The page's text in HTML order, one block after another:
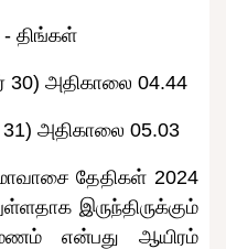
- திங்கள்
30) அதிகாலை 04.44
31) அதிகாலை 05.03
தேதிகள் 2024
இருந்திருக்கும்
என்பது ஆயிரம்